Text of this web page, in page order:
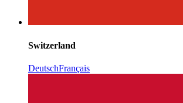
Switzerland
DeutschFrançais